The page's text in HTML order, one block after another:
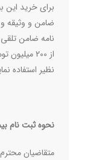
برای خرید این
ضامن و وثیقه
نامه ضامن
از 200
نظیر استفاده
نحوه ثبت نام
متقاضیان